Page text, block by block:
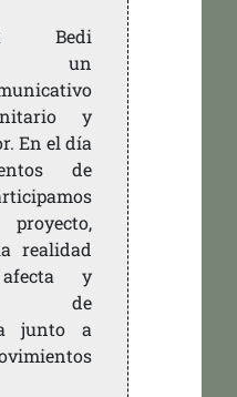
Bedi
un
y
En el día
de
realidad
y
de
junto a